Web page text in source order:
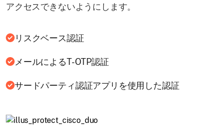
アクセスできないようにします。
リスクベース認証
メールによるT-OTP認証
サードパーティ認証アプリを使用した認証